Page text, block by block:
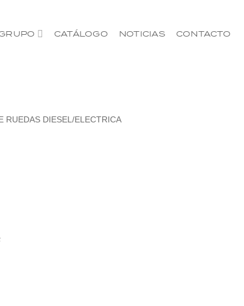
CATÁLOGO NOTICIAS CONTACTO
RUEDAS DIESEL/ELECTRICA